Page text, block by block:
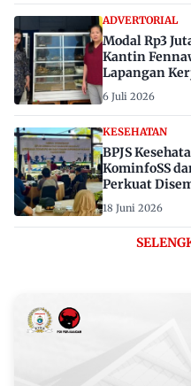
ADVERTORIAL
Modal Rp3
Kantin
Lapangan
6 Juli 2026
KESEHATAN
BPJS
KominfoSS
Perkuat
18 Juni 2026